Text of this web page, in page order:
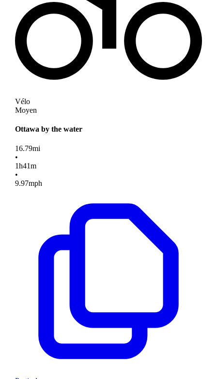
Vélo
Moyen
Ottawa by the water
16.79mi
•
1h41m
•
9.97mph